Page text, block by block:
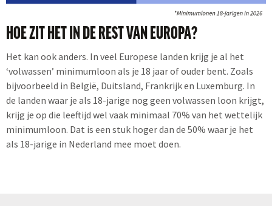
HOE ZIT HET IN DE REST VAN EUROPA?
Het kan ook anders. In veel Europese landen krijg je al het
‘volwassen’ minimumloon als je 18 jaar of ouder bent. Zoals
bijvoorbeeld in België, Duitsland, Frankrijk en Luxemburg. In
de landen waar je als 18-jarige nog geen volwassen loon krijgt,
krijg je op die leeftijd wel vaak minimaal 70% van het wettelijk
minimumloon. Dat is een stuk hoger dan de 50% waar je het
als 18-jarige in Nederland mee moet doen.